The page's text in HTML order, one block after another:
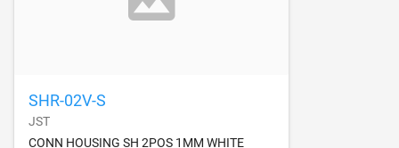
SHR-02V-S
JST
CONN HOUSING SH 2POS 1MM WHITE